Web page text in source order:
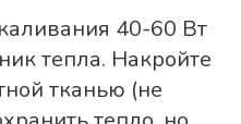
40-60 Вт
тепла. Накройте
тканью (не